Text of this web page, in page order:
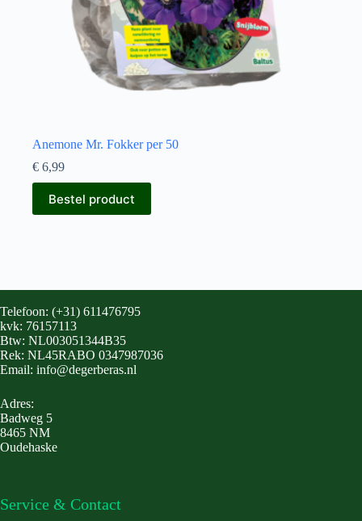
Anemone Mr. Fokker per 50
€ 6,99
Bestel product
Telefoon: (+31) 611476795
kvk: 76157113
Btw: NL003051344B35
Rek: NL45RABO 0347987036
Email: info@degerberas.nl
Adres:
Badweg 5
8465 NM
Oudehaske
Service & Contact